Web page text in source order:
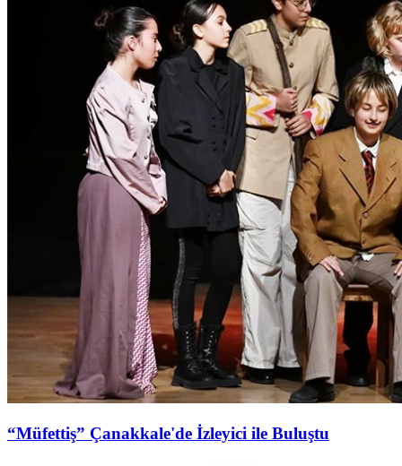
“Müfettiş” Çanakkale'de İzleyici ile Buluştu